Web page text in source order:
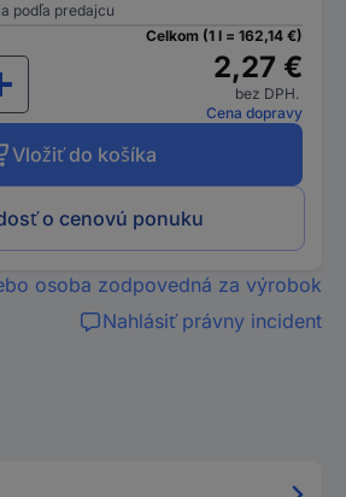
podľa predajcu
Celkom (1 l = 162,14 €)
2,27 €
bez DPH.
Cena dopravy
Vložiť do košíka
o cenovú ponuku
osoba zodpovedná za výrobok
Nahlásiť právny incident